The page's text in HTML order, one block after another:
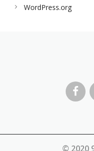
WordPress.org
© 2020